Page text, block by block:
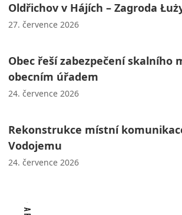
Oldřichov v Hájích – Zagroda
27. července 2026
Obec řeší zabezpečení skalního
obecním úřadem
24. července 2026
Rekonstrukce místní
Vodojemu
24. července 2026